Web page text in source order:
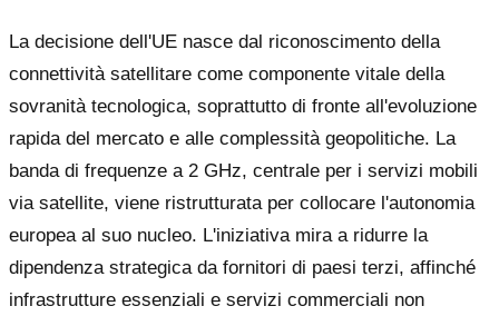
La decisione dell'UE nasce dal riconoscimento della
connettività satellitare come componente vitale della
sovranità tecnologica, soprattutto di fronte all'evoluzione
rapida del mercato e alle complessità geopolitiche. La
banda di frequenze a 2 GHz, centrale per i servizi mobili
via satellite, viene ristrutturata per collocare l'autonomia
europea al suo nucleo. L'iniziativa mira a ridurre la
dipendenza strategica da fornitori di paesi terzi, affinché
infrastrutture essenziali e servizi commerciali non